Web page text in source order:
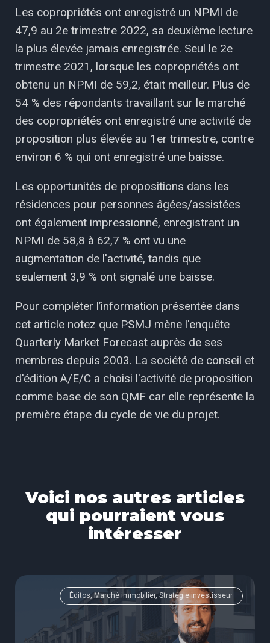
Les copropriétés ont enregistré un NPMI de
47,9 au 2e trimestre 2022, sa deuxième lecture
la plus élevée jamais enregistrée. Seul le 2e
trimestre 2021, lorsque les copropriétés ont
obtenu un NPMI de 59,2, était meilleur. Plus de
54 % des répondants travaillant sur le marché
des copropriétés ont enregistré une activité de
proposition plus élevée au 1er trimestre, contre
environ 6 % qui ont enregistré une baisse.
Les opportunités de propositions dans les
résidences pour personnes âgées/assistées
ont également impressionné, enregistrant un
NPMI de 58,8 à 62,7 % ont vu une
augmentation de l'activité, tandis que
seulement 3,9 % ont signalé une baisse.
Pour compléter l’information présentée dans
cet article notez que PSMJ mène l'enquête
Quarterly Market Forecast auprès de ses
membres depuis 2003. La société de conseil et
d'édition A/E/C a choisi l'activité de proposition
comme base de son QMF car elle représente la
première étape du cycle de vie du projet.
Voici nos autres articles
qui pourraient vous
intéresser
Éditos, Marché immobilier, Stratégie investisseur